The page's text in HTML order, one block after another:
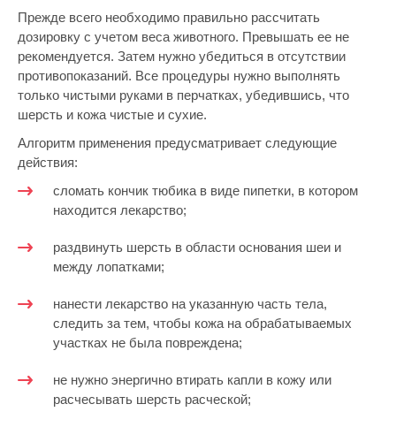
Прежде всего необходимо правильно рассчитать
дозировку с учетом веса животного. Превышать ее не
рекомендуется. Затем нужно убедиться в отсутствии
противопоказаний. Все процедуры нужно выполнять
только чистыми руками в перчатках, убедившись, что
шерсть и кожа чистые и сухие.
Алгоритм применения предусматривает следующие
действия:
сломать кончик тюбика в виде пипетки, в котором
находится лекарство;
раздвинуть шерсть в области основания шеи и
между лопатками;
нанести лекарство на указанную часть тела,
следить за тем, чтобы кожа на обрабатываемых
участках не была повреждена;
не нужно энергично втирать капли в кожу или
расчесывать шерсть расческой;